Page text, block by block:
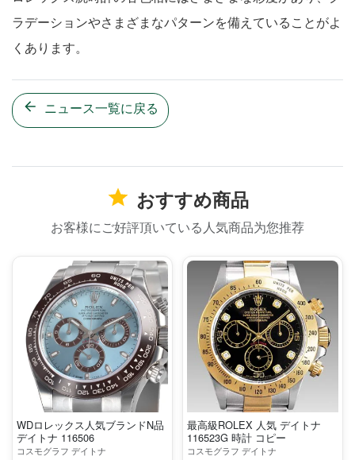
ラデーションやさまざまなパターンを備えていることがよ
くあります。
ニュース一覧に戻る
おすすめ商品
お客様にご好評頂いている人気商品为您推荐
WDロレックス人気ブランドN品
デイトナ 116506
コスモグラフ デイトナ
最高級ROLEX 人気 デイトナ
116523G 時計 コピー
コスモグラフ デイトナ